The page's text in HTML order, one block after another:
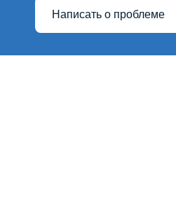
Написать о проблеме